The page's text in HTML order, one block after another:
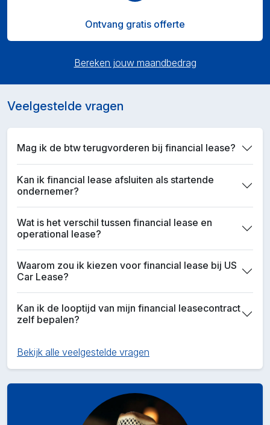
Ontvang gratis offerte
Bereken jouw maandbedrag
Veelgestelde vragen
Mag ik de btw terugvorderen bij financial lease?
Kan ik financial lease afsluiten als startende
ondernemer?
Wat is het verschil tussen financial lease en
operational lease?
Waarom zou ik kiezen voor financial lease bij US
Car Lease?
Kan ik de looptijd van mijn financial leasecontract
zelf bepalen?
Bekijk alle veelgestelde vragen